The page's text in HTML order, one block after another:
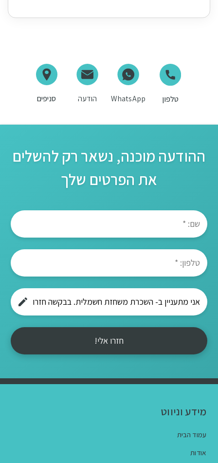
טלפון WhatsApp הודעה סניפים
ההודעה מוכנה, נשאר רק להשלים
את הפרטים שלך
חזרו אלי!
מידע וניווט
עמוד הבית
אודות